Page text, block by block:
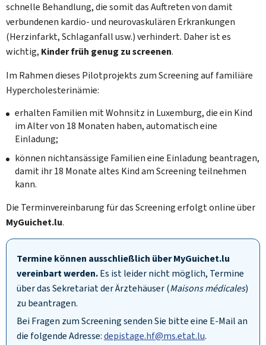
schnelle Behandlung, die somit das Auftreten von damit
verbundenen kardio- und neurovaskulären Erkrankungen
(Herzinfarkt, Schlaganfall usw.) verhindert. Daher ist es
wichtig, Kinder früh genug zu screenen.
Im Rahmen dieses Pilotprojekts zum Screening auf familiäre
Hypercholesterinämie:
erhalten Familien mit Wohnsitz in Luxemburg, die ein Kind
im Alter von 18 Monaten haben, automatisch eine
Einladung;
können nichtansässige Familien eine Einladung beantragen,
damit ihr 18 Monate altes Kind am Screening teilnehmen
kann.
Die Terminvereinbarung für das Screening erfolgt online über
MyGuichet.lu.
Termine können ausschließlich überMyGuichet.lu
vereinbart werden.Es ist leider nicht möglich, Termine
über das Sekretariat der Ärztehäuser (Maisons médicales)
zu beantragen.
Bei Fragen zum Screening senden Sie bitte eine E-Mail an
die folgende Adresse:depistage.hf@ms.etat.lu.